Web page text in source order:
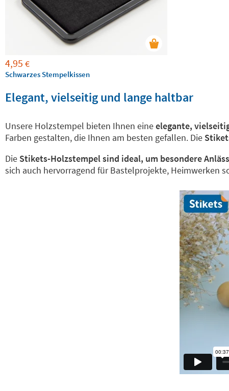
4,95 €
Schwarzes Stempelkissen
Elegant, vielseitig und lange haltbar
Unsere Holzstempel bieten Ihnen eineelegante,
Farben gestalten, die Ihnen am besten gefallen. Die
Die Stikets-Holzstempel sind ideal, um besondere
sich auch hervorragend für Bastelprojekte, Heimwerken